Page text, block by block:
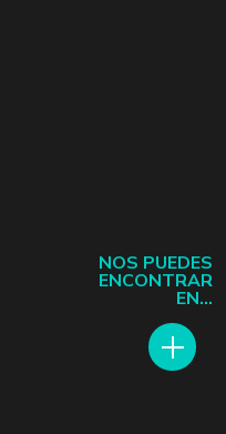
NOS PUEDES
ENCONTRAR
EN...